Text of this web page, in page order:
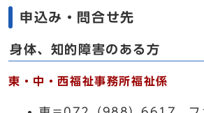
申込み・問合せ先
身体、知的障害のある方
東・中・西福祉事務所福祉係